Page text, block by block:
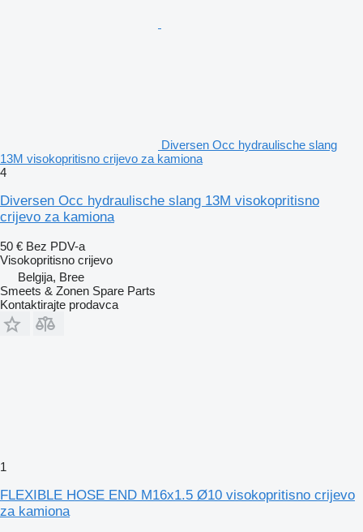
Diversen Occ hydraulische slang
13M visokopritisno crijevo za kamiona
4
Diversen Occ hydraulische slang 13M visokopritisno
crijevo za kamiona
50 € Bez PDV-a
Visokopritisno crijevo
Belgija, Bree
Smeets & Zonen Spare Parts
Kontaktirajte prodavca
1
FLEXIBLE HOSE END M16x1.5 Ø10 visokopritisno crijevo
za kamiona